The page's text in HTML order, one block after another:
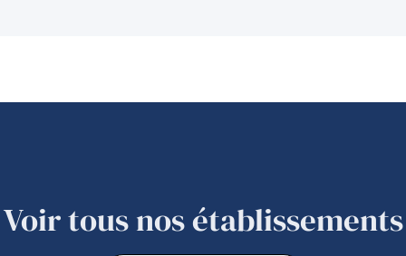
Voir tous nos établissements